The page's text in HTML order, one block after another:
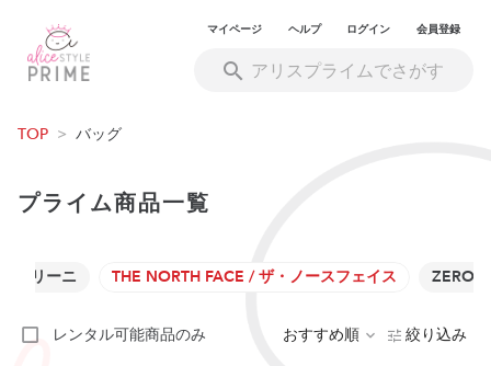
マイページ ヘルプ ログイン 会員登録
TOP > バッグ
プライム商品一覧
アリーニ THE NORTH FACE / ザ・ノースフェイス ZERO
レンタル可能商品のみ おすすめ順 絞り込み